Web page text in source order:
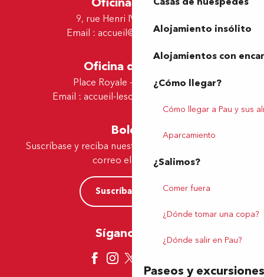
Alojamiento insólito
Alojamientos con
¿Cómo llegar?
Cómo llegar a Pau y sus
Aparcamiento
¿Salimos?
Comer fuera
¿Dónde tomar una copa?
¿Dónde salir en Pau?
Paseos y excursiones
9, rue Henri IV - 64000 Pau
Email : accueil@tourismepau.fr
Oficina de Lescar
Place Royale - 64230 Lescar
Email : accueil-lescar@tourismepau.fr
Boletín
Suscríbase y reciba nuestras ofertas y noticias por
correo electrónico
Suscríbase ahora
Síganos aquí